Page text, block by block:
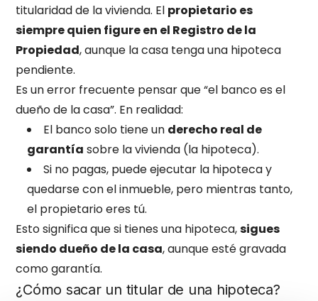
titularidad de la vivienda. El propietario es
siempre quien figure en el Registro de la
Propiedad, aunque la casa tenga una hipoteca
pendiente.
Es un error frecuente pensar que “el banco es el
dueño de la casa”. En realidad:
El banco solo tiene un derecho real de
garantía sobre la vivienda (la hipoteca).
Si no pagas, puede ejecutar la hipoteca y
quedarse con el inmueble, pero mientras tanto,
el propietario eres tú.
Esto significa que si tienes una hipoteca,sigues
siendo dueño de la casa, aunque esté gravada
como garantía.
¿Cómo sacar un titular de una hipoteca?